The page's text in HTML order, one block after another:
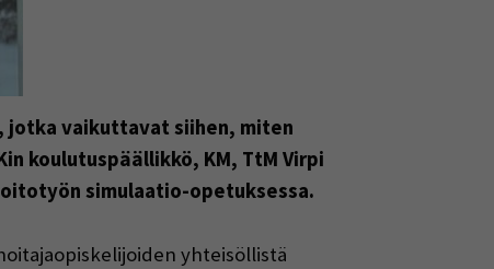
vaikuttavat siihen, miten
koulutuspäällikkö, KM, TtM Virpi
simulaatio-opetuksessa.
yhteisöllistä